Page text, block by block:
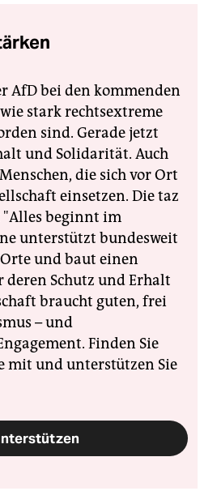
AfD bei den kommenden
stark rechtsextreme
sind. Gerade jetzt
und Solidarität. Auch
die sich vor Ort
einsetzen. Die taz
beginnt im
unterstützt bundesweit
und baut einen
deren Schutz und Erhalt
braucht guten, frei
– und
Finden Sie
mit und unterstützen Sie